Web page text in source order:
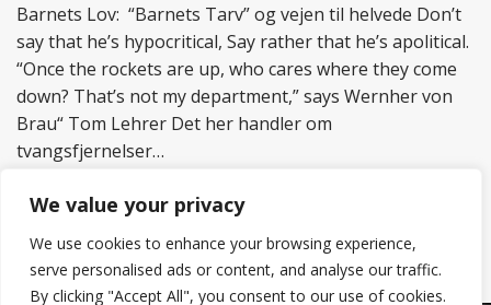
We value your privacy
We use cookies to enhance your browsing experience,
serve personalised ads or content, and analyse our traffic.
By clicking "Accept All", you consent to our use of cookies.
Barnets Lov: “Barnets Tarv” og vejen til helvede Don’t
say that he’s hypocritical, Say rather that he’s apolitical.
“Once the rockets are up, who cares where they come
down? That’s not my department,” says Wernher von
Brau“ Tom Lehrer Det her handler om
tvangsfjernelser…
Read more